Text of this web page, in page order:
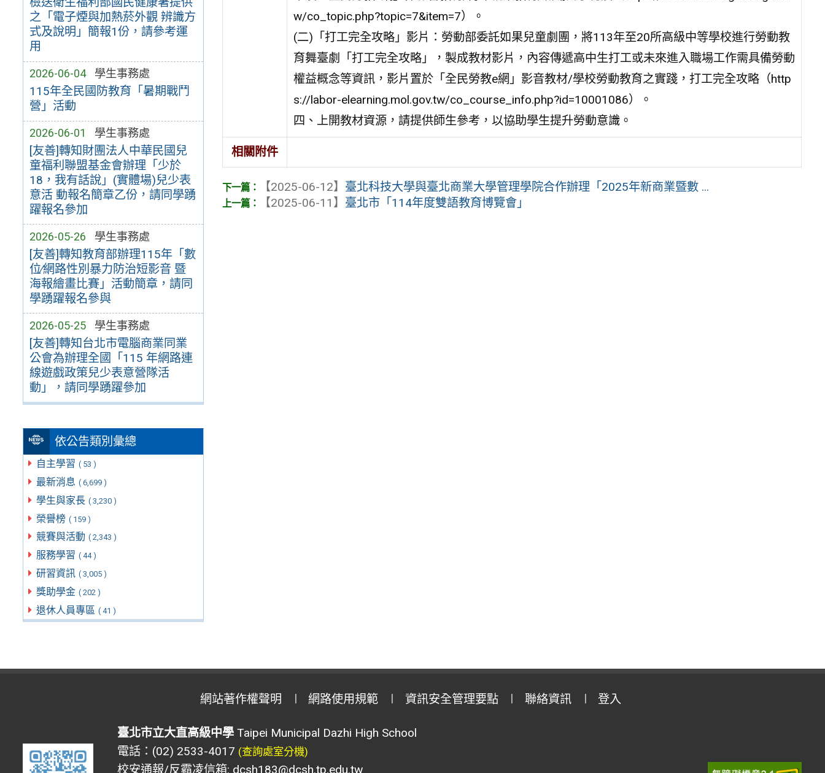
之「電子煙與加熱菸外觀 辨識方
式及說明」簡報1份，請參考運
用
2026-06-04 學生事務處
115年全民國防教育「暑期戰鬥
營」活動
2026-06-01 學生事務處
[友善]轉知財團法人中華民國兒
童福利聯盟基金會辦理「少於
18，我有話說」(實體場)兒少表
意活 動報名簡章乙份，請同學踴
躍報名參加
2026-05-26 學生事務處
[友善]轉知教育部辦理115年「數
位∕網路性別暴力防治短影音 暨
海報繪畫比賽」活動簡章，請同
學踴躍報名參與
2026-05-25 學生事務處
[友善]轉知台北市電腦商業同業
公會為辦理全國「115 年網路連
線遊戲政策兒少表意營隊活
動」，請同學踴躍參加
依公告類別彙總
自主學習 ( 53 )
最新消息 ( 6,699 )
學生與家長 ( 3,230 )
榮譽榜 ( 159 )
競賽與活動 ( 2,343 )
服務學習 ( 44 )
研習資訊 ( 3,005 )
獎助學金 ( 202 )
退休人員專區 ( 41 )
w/co_topic.php?topic=7&item=7）。
(二)「打工完全攻略」影片：勞動部委託如果兒童劇團，將113年至20所高級中等學校進行勞動教
育舞臺劇「打工完全攻略」，製成教材影片，內容傳遞高中生打工或未來進入職場工作需具備勞動
權益概念等資訊，影片置於「全民勞教e網」影音教材/學校勞動教育之實踐，打工完全攻略（http
s://labor-elearning.mol.gov.tw/co_course_info.php?id=10001086）。
四、上開教材資源，請提供師生參考，以協助學生提升勞動意識。
相關附件
【2025-06-12】 臺北科技大學與臺北商業大學管理學院合作辦理「2025年新商業暨數 ...
【2025-06-11】 臺北市「114年度雙語教育博覽會」
網站著作權聲明 網路使用規範 資訊安全管理要點 聯絡資訊 登入
臺北市立大直高級中學Taipei Municipal Dazhi High School
電話：(02) 2533-4017 (查詢處室分機)
校安通報/反霸凌信箱: dcsh183@dcsh.tp.edu.tw